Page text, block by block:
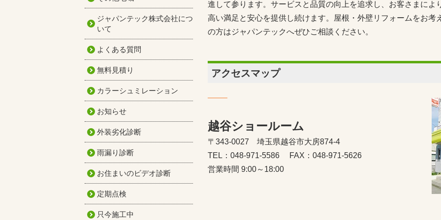
進して参ります。サービスと品質の向上を追求し、お客さまによ
高い満足と安心を提供し続けます。屋根・外壁リフォームをお考
の方はジャパンテックへぜひご相談ください。
アクセスマップ
越谷ショールーム
〒343-0027 埼玉県越谷市大房874-4
TEL：048-971-5586
FAX：048-971-5626
営業時間 9:00～18:00
ジャパンテック株式会社につ
いて
よくある質問
無料見積り
カラーシュミレーション
お知らせ
外装劣化診断
雨漏り診断
お住まいのビデオ診断
定期点検
只今施工中